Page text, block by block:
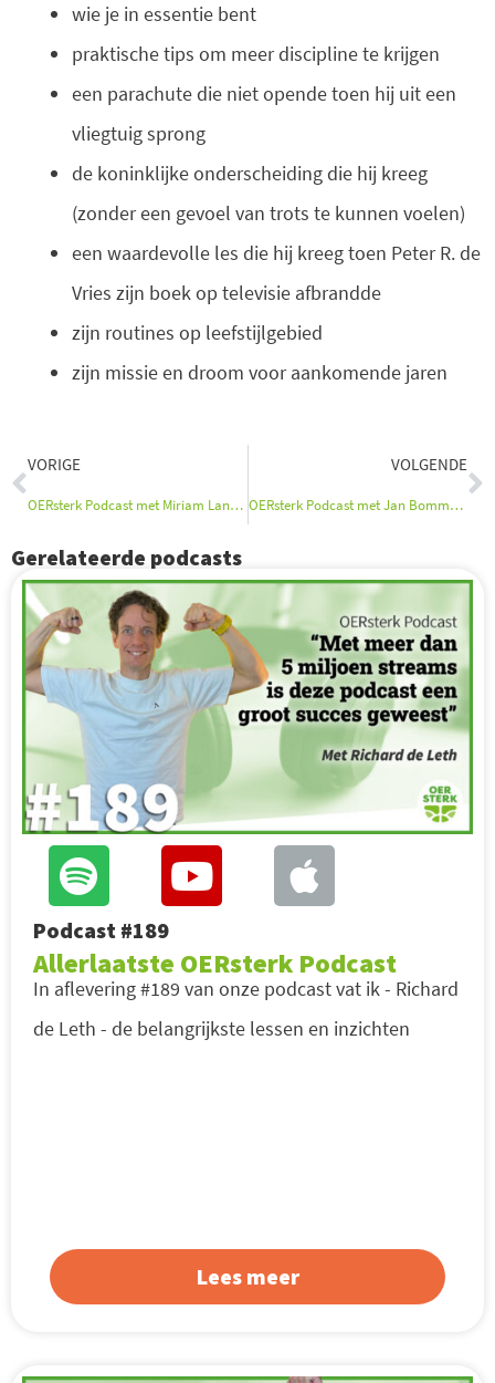
wie je in essentie bent
praktische tips om meer discipline te krijgen
een parachute die niet opende toen hij uit een
vliegtuig sprong
de koninklijke onderscheiding die hij kreeg
(zonder een gevoel van trots te kunnen voelen)
een waardevolle les die hij kreeg toen Peter R. de
Vries zijn boek op televisie afbrandde
zijn routines op leefstijlgebied
zijn missie en droom voor aankomende jaren
Vorige
VORIGE
OERsterk Podcast met Miriam Lancewood
VOLGENDE
OERsterk Podcast met Jan Bommerez
Gerelateerde podcasts
Podcast #189
Allerlaatste OERsterk Podcast
In aflevering #189 van onze podcast vat ik - Richard
de Leth - de belangrijkste lessen en inzichten
Lees meer